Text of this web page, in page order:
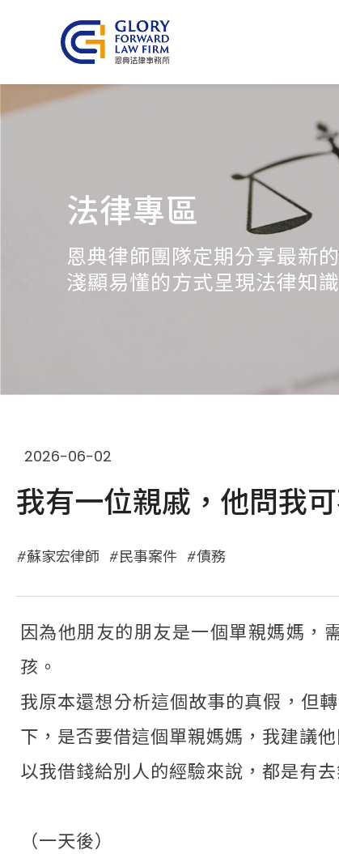
法律專區
恩典律師團隊定期分享最新
淺顯易懂的方式呈現法律知
2026-06-02
我有一位親戚，他問我
蘇家宏律師 民事案件 債務
因為他朋友的朋友是一個單親媽媽，
孩。
我原本還想分析這個故事的真假，但
下，是否要借這個單親媽媽，我建議
以我借錢給別人的經驗來說，都是有
（一天後）